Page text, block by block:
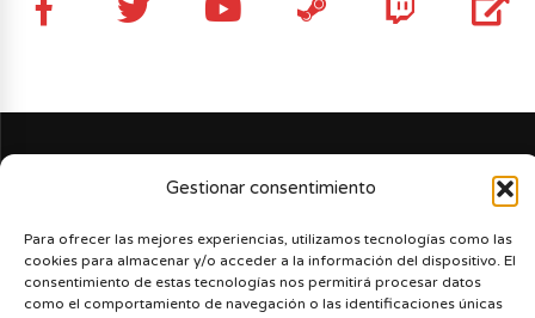
Gestionar consentimiento
Para ofrecer las mejores experiencias, utilizamos tecnologías como las
cookies para almacenar y/o acceder a la información del dispositivo. El
consentimiento de estas tecnologías nos permitirá procesar datos
como el comportamiento de navegación o las identificaciones únicas